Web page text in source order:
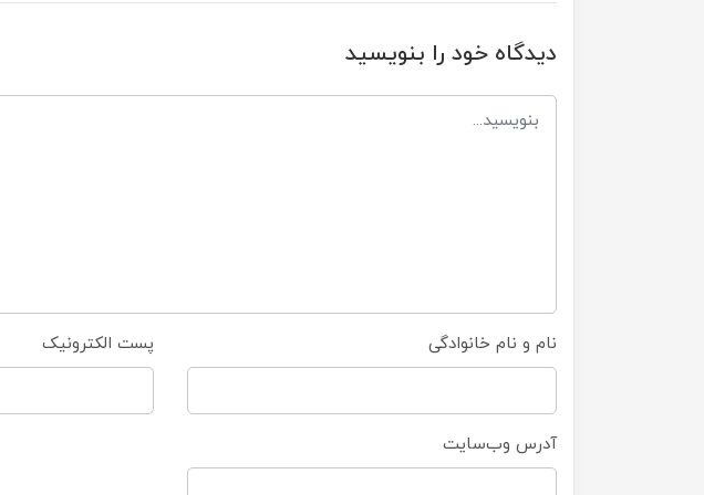
دیدگاه خود را بنویسید
نام و نام خانوادگی پست الکترونیک
آدرس وب‌سایت